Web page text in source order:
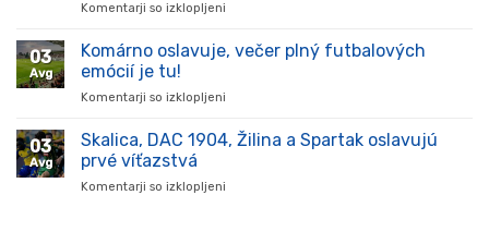
súťaži
Komentarji so izklopljeni
oslavuje
v
03
Avg
Komárno oslavuje, večer plný futbalových
emócií je tu!
Komentarji so izklopljeni
oslavuje,
03
Avg
Skalica, DAC 1904, Žilina a Spartak oslavujú
prvé víťazstvá
Komentarji so izklopljeni